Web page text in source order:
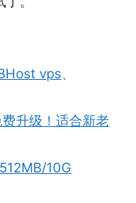
vps、
升级！适合新老
10G